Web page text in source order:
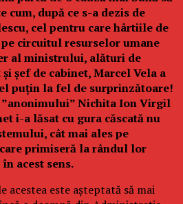
cum, după ce s-a dezis de
cel pentru care hârtiile de
circuitul resurselor umane
al ministrului, alături de
șef de cabinet, Marcel Vela a
puțin la fel de surprinzătoare!
”anonimului” Nichita Ion Virgil
i-a lăsat cu gura căscată nu
cât mai ales pe
primiseră la rândul lor
acest sens.
acestea este așteptată să mai